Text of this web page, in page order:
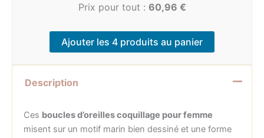
Prix pour tout : 60,96 €
Ajouter les 4 produits au panier
Description
Ces boucles d’oreilles coquillage pour femme
misent sur un motif marin bien dessiné et une forme